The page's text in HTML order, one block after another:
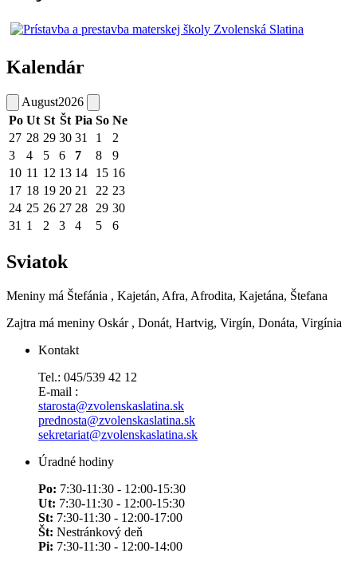
Kalendár
August2026
Po Ut St Št Pia So Ne
27 28 29 30 31 1
2
3
4 5 6 7 8
9
10 11 12 13 14 15 16
17 18 19 20 21 22 23
24 25 26 27 28 29 30
31 1 2 3 4 5 6
Sviatok
Meniny má Štefánia , Kajetán, Afra, Afrodita, Kajetána, Štefana
Zajtra má meniny Oskár , Donát, Hartvig, Virgín, Donáta, Virgínia
Kontakt
Tel.: 045/539 42 12
E-mail :
starosta@zvolenskaslatina.sk
prednosta@zvolenskaslatina.sk
sekretariat@zvolenskaslatina.sk
Úradné hodiny
Po: 7:30-11:30 - 12:00-15:30
Ut: 7:30-11:30 - 12:00-15:30
St: 7:30-11:30 - 12:00-17:00
Št: Nestránkový deň
Pi: 7:30-11:30 - 12:00-14:00